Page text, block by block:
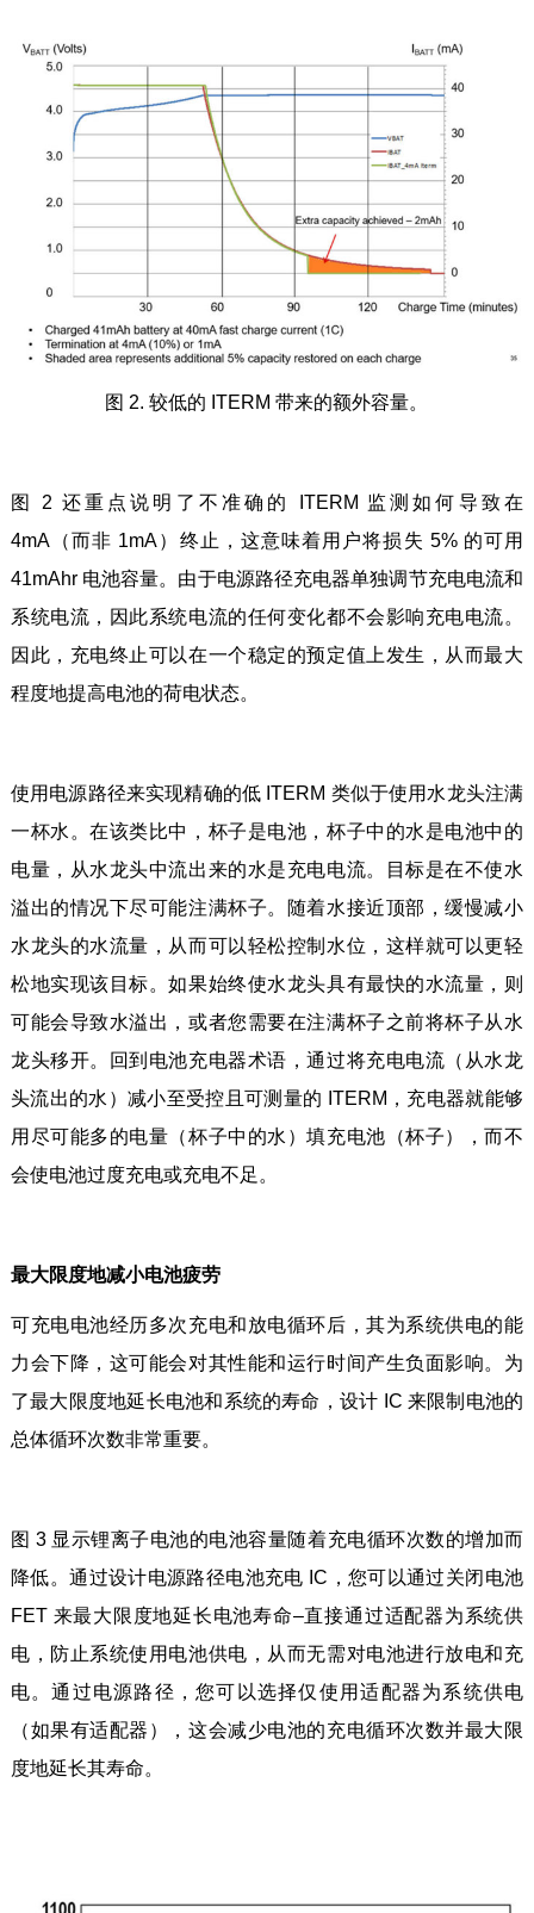
图 2. 较低的 ITERM 带来的额外容量。
图 2 还重点说明了不准确的 ITERM 监测如何导致在
4mA（而非 1mA）终止，这意味着用户将损失 5% 的可用
41mAhr 电池容量。由于电源路径充电器单独调节充电电流和
系统电流，因此系统电流的任何变化都不会影响充电电流。
因此，充电终止可以在一个稳定的预定值上发生，从而最大
程度地提高电池的荷电状态。
使用电源路径来实现精确的低 ITERM 类似于使用水龙头注满
一杯水。在该类比中，杯子是电池，杯子中的水是电池中的
电量，从水龙头中流出来的水是充电电流。目标是在不使水
溢出的情况下尽可能注满杯子。随着水接近顶部，缓慢减小
水龙头的水流量，从而可以轻松控制水位，这样就可以更轻
松地实现该目标。如果始终使水龙头具有最快的水流量，则
可能会导致水溢出，或者您需要在注满杯子之前将杯子从水
龙头移开。回到电池充电器术语，通过将充电电流（从水龙
头流出的水）减小至受控且可测量的 ITERM，充电器就能够
用尽可能多的电量（杯子中的水）填充电池（杯子），而不
会使电池过度充电或充电不足。
最大限度地减小电池疲劳
可充电电池经历多次充电和放电循环后，其为系统供电的能
力会下降，这可能会对其性能和运行时间产生负面影响。为
了最大限度地延长电池和系统的寿命，设计 IC 来限制电池的
总体循环次数非常重要。
图 3 显示锂离子电池的电池容量随着充电循环次数的增加而
降低。通过设计电源路径电池充电 IC，您可以通过关闭电池
FET 来最大限度地延长电池寿命–直接通过适配器为系统供
电，防止系统使用电池供电，从而无需对电池进行放电和充
电。通过电源路径，您可以选择仅使用适配器为系统供电
（如果有适配器），这会减少电池的充电循环次数并最大限
度地延长其寿命。